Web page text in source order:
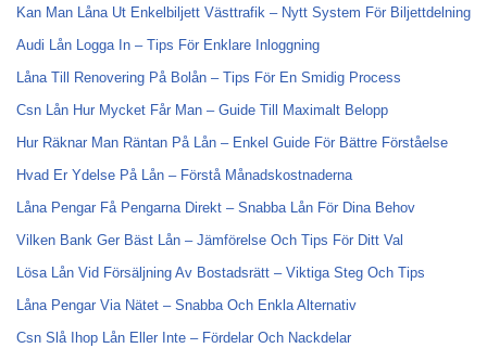
Kan Man Låna Ut Enkelbiljett Västtrafik – Nytt System För Biljettdelning
Audi Lån Logga In – Tips För Enklare Inloggning
Låna Till Renovering På Bolån – Tips För En Smidig Process
Csn Lån Hur Mycket Får Man – Guide Till Maximalt Belopp
Hur Räknar Man Räntan På Lån – Enkel Guide För Bättre Förståelse
Hvad Er Ydelse På Lån – Förstå Månadskostnaderna
Låna Pengar Få Pengarna Direkt – Snabba Lån För Dina Behov
Vilken Bank Ger Bäst Lån – Jämförelse Och Tips För Ditt Val
Lösa Lån Vid Försäljning Av Bostadsrätt – Viktiga Steg Och Tips
Låna Pengar Via Nätet – Snabba Och Enkla Alternativ
Csn Slå Ihop Lån Eller Inte – Fördelar Och Nackdelar